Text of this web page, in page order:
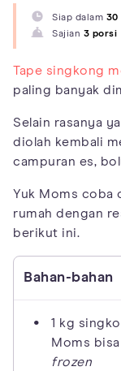
Siap dalam 30
Sajian 3 porsi
Tape singkong
paling banyak
Selain rasanya
diolah kembali
campuran es,
Yuk Moms coba
rumah dengan
berikut ini.
Bahan-bahan
1 kg
Moms
frozen